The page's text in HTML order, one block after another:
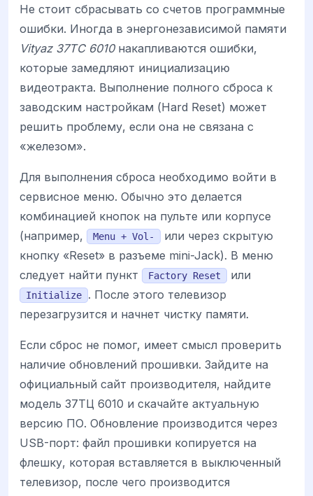
Не стоит сбрасывать со счетов программные
ошибки. Иногда в энергонезависимой памяти
Vityaz 37TC 6010накапливаются ошибки,
которые замедляют инициализацию
видеотракта. Выполнение полного сброса к
заводским настройкам (Hard Reset) может
решить проблему, если она не связана с
«железом».
Для выполнения сброса необходимо войти в
сервисное меню. Обычно это делается
комбинацией кнопок на пульте или корпусе
(например,
Menu + Vol-
или через скрытую
кнопку «Reset» в разъеме mini-Jack). В меню
следует найти пункт
Factory Reset или
Initialize
. После этого телевизор
перезагрузится и начнет чистку памяти.
Если сброс не помог, имеет смысл проверить
наличие обновлений прошивки. Зайдите на
официальный сайт производителя, найдите
модель 37ТЦ 6010 и скачайте актуальную
версию ПО. Обновление производится через
USB-порт: файл прошивки копируется на
флешку, которая вставляется в выключенный
телевизор, после чего производится